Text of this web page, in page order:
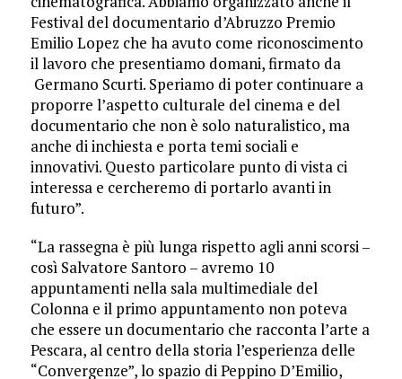
Festival del documentario d’Abruzzo Premio
Emilio Lopez che ha avuto come riconoscimento
il lavoro che presentiamo domani, firmato da
Germano Scurti. Speriamo di poter continuare a
proporre l’aspetto culturale del cinema e del
documentario che non è solo naturalistico, ma
anche di inchiesta e porta temi sociali e
innovativi. Questo particolare punto di vista ci
interessa e cercheremo di portarlo avanti in
futuro”.
“La rassegna è più lunga rispetto agli anni scorsi –
così Salvatore Santoro – avremo 10
appuntamenti nella sala multimediale del
Colonna e il primo appuntamento non poteva
che essere un documentario che racconta l’arte a
Pescara, al centro della storia l’esperienza delle
“Convergenze”, lo spazio di Peppino D’Emilio,